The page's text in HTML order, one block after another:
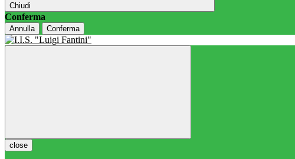
Chiudi
Conferma
Annulla Conferma
close